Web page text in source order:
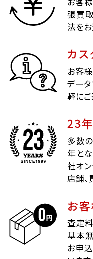
張買
法を
カ
お客
デー
軽にご
23
多数
年と
社オン
店舗、
お
査定
基本
お申